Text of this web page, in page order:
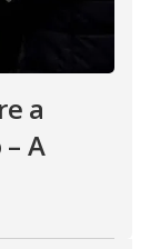
a
A